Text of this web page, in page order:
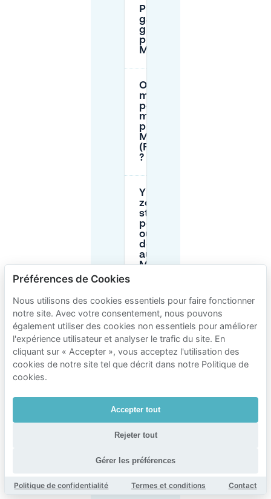
Puis-je me
garer
gratuitement
près de
Mauerpark ?
Où dois-je
me garer
pour le
marché aux
puces de
Mauerpark
(Flohmarkt)
?
Y a-t-il des
zones de
stationnement
pour résidents
ou des règles
de permis
autour de
Mauerpark ?
Puis-je
conduire
dans
Mauerpark
et me
garer à
l'intérieur
Le
garage près
est-il une
Préférences de Cookies
Nous utilisons des cookies essentiels pour faire fonctionner
notre site. Avec votre consentement, nous pouvons
également utiliser des cookies non essentiels pour améliorer
l'expérience utilisateur et analyser le trafic du site. En
cliquant sur « Accepter », vous acceptez l'utilisation des
cookies de notre site tel que décrit dans notre Politique de
cookies.
Accepter tout
Rejeter tout
Gérer les préférences
Politique de confidentialité Termes et conditions Contact